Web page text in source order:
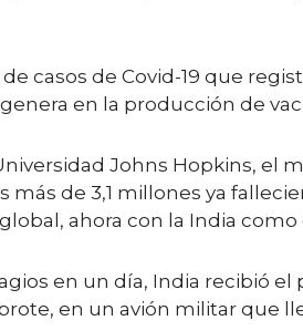
casos de Covid-19 que
en la producción de
Johns Hopkins, el
más de 3,1 millones ya
ahora con la India
en un día, India recibió
en un avión militar que